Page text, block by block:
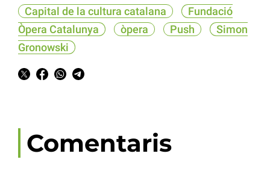
Capital de la cultura catalana
Fundació
Òpera Catalunya
òpera Push
Simon
Gronowski
Comentaris